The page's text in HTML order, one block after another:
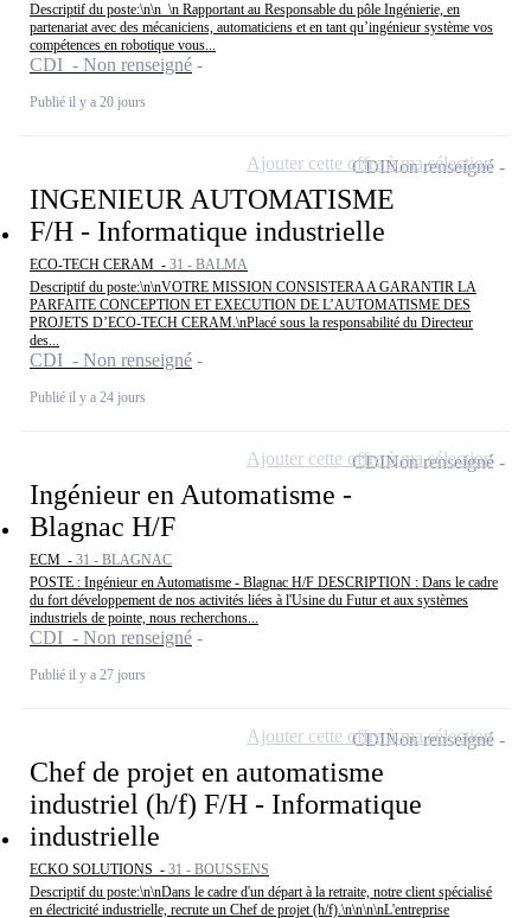
Descriptif du poste:\n\n \n Rapportant au Responsable du pôle Ingénierie, en
partenariat avec des mécaniciens, automaticiens et en tant qu’ingénieur système vos
compétences en robotique vous...
CDI - Non renseigné
Publié il y a 20 jours
INGENIEUR AUTOMATISME
F/H - Informatique industrielle
ECO-TECH CERAM - 31 - BALMA
Descriptif du poste:\n\nVOTRE MISSION CONSISTERA A GARANTIR LA
PARFAITE CONCEPTION ET EXECUTION DE L’AUTOMATISME DES
PROJETS D’ECO-TECH CERAM.\nPlacé sous la responsabilité du Directeur
des...
CDI - Non renseigné
Publié il y a 24 jours
CDINon renseigné
Ajouter cette offre à ma sélection
Ingénieur en Automatisme -
Blagnac H/F
ECM - 31 - BLAGNAC
POSTE : Ingénieur en Automatisme - Blagnac H/F DESCRIPTION : Dans le cadre
du fort développement de nos activités liées à l'Usine du Futur et aux systèmes
industriels de pointe, nous recherchons...
CDI - Non renseigné
Publié il y a 27 jours
CDINon renseigné
Ajouter cette offre à ma sélection
Chef de projet en automatisme
industriel (h/f) F/H - Informatique
industrielle
ECKO SOLUTIONS - 31 - BOUSSENS
Descriptif du poste:\n\nDans le cadre d'un départ à la retraite, notre client spécialisé
en électricité industrielle, recrute un Chef de projet (h/f).\n\n\n\nL'entreprise
CDINon renseigné
Ajouter cette offre à ma sélection